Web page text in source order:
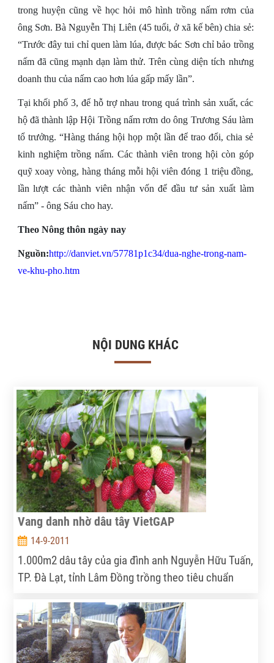
trong huyện cũng về học hỏi mô hình trồng nấm rơm của
ông Sơn. Bà Nguyễn Thị Liên (45 tuổi, ở xã kế bên) chia sẻ:
“Trước đây tui chỉ quen làm lúa, được bác Sơn chỉ bảo trồng
nấm đã cũng mạnh dạn làm thử. Trên cùng diện tích nhưng
doanh thu của nấm cao hơn lúa gấp mấy lần”.
Tại khối phố 3, để hỗ trợ nhau trong quá trình sản xuất, các
hộ đã thành lập Hội Trồng nấm rơm do ông Trương Sáu làm
tổ trưởng. “Hàng tháng hội họp một lần để trao đổi, chia sẻ
kinh nghiệm trồng nấm. Các thành viên trong hội còn góp
quỹ xoay vòng, hàng tháng mỗi hội viên đóng 1 triệu đồng,
lần lượt các thành viên nhận vốn để đầu tư sản xuất làm
nấm” - ông Sáu cho hay.
Theo Nông thôn ngày nay
Nguồn:http://danviet.vn/57781p1c34/dua-nghe-trong-nam-
ve-khu-pho.htm
NỘI DUNG KHÁC
Vang danh nhờ dâu tây VietGAP
14-9-2011
1.000m2 dâu tây của gia đình anh Nguyễn Hữu Tuấn,
TP. Đà Lạt, tỉnh Lâm Đồng trồng theo tiêu chuẩn
thôn cấp giấy chứng nhận ngày 7.1.2005. Đây là một
trong những mô hình điển hình đầu tiên của tỉnh về
sản xuất sạch và an toàn theo VietGAP.